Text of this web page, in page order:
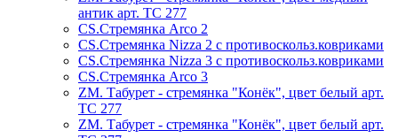
антик арт. ТС 277
CS.Стремянка Arco 2
CS.Стремянка Nizza 2 с противоскольз.ковриками
CS.Стремянка Nizza 3 с противоскольз.ковриками
CS.Стремянка Arco 3
ZM. Табурет - стремянка "Конёк", цвет белый арт.
ТС 277
ZM. Табурет - стремянка "Конёк", цвет белый арт.